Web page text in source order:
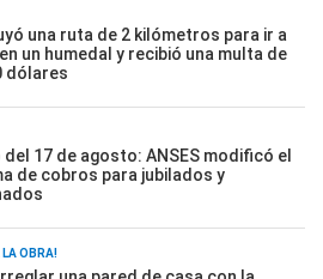
una ruta de 2 kilómetros para ir a
un humedal y recibió una multa de
dólares
del 17 de agosto: ANSES modificó el
de cobros para jubilados y
LA OBRA!